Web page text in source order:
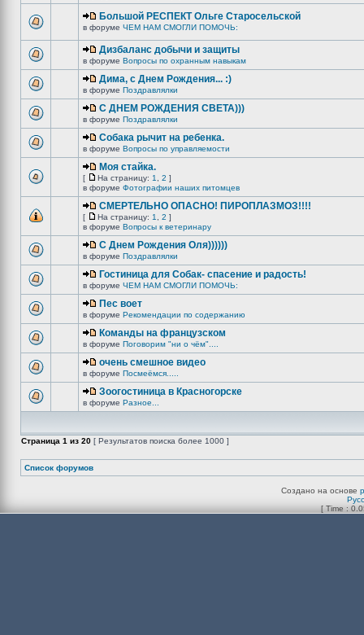
Большой РЕСПЕКТ Ольге Старосельской
в форуме ЧЕМ НАМ СМОГЛИ ПОМОЧЬ:
Дизбаланс добычи и защиты
в форуме Вопросы по охранным навыкам
Дима, с Днем Рождения... :)
в форуме Поздравлялки
C ДНЕМ РОЖДЕНИЯ СВЕТА)))
в форуме Поздравлялки
Собака рычит на ребенка.
в форуме Вопросы по управляемости
Моя стайка.
[ На страницу: 1 2 ]
в форуме Фотографии наших питомцев
СМЕРТЕЛЬНО ОПАСНО! ПИРОПЛАЗМОЗ!!!!
[ На страницу: 1 2 ]
в форуме Вопросы к ветеринару
С Днем Рождения Оля))))))
в форуме Поздравлялки
Гостиница для Собак- спасение и радость!
в форуме ЧЕМ НАМ СМОГЛИ ПОМОЧЬ:
Пес воет
в форуме Рекомендации по содержанию
Команды на французском
в форуме Поговорим "ни о чём"....
очень смешное видео
в форуме Посмеёмся.....
Зоогостиница в Красногорске
в форуме Разное...
Страница 1 из 20 [ Результатов поиска более 1000 ]
Список форумов
Создано на основе
[ Time :